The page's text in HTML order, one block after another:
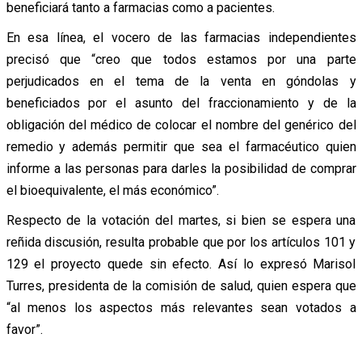
beneficiará tanto a farmacias como a pacientes.
En esa línea, el vocero de las farmacias independientes
precisó que “creo que todos estamos por una parte
perjudicados en el tema de la venta en góndolas y
beneficiados por el asunto del fraccionamiento y de la
obligación del médico de colocar el nombre del genérico del
remedio y además permitir que sea el farmacéutico quien
informe a las personas para darles la posibilidad de comprar
el bioequivalente, el más económico”.
Respecto de la votación del martes, si bien se espera una
reñida discusión, resulta probable que por los artículos 101 y
129 el proyecto quede sin efecto. Así lo expresó Marisol
Turres, presidenta de la comisión de salud, quien espera que
“al menos los aspectos más relevantes sean votados a
favor”.